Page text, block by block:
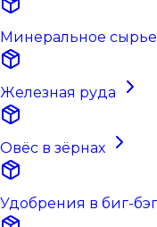
Минеральное сырье
Железная руда
Овёс в зёрнах
Удобрения в биг-